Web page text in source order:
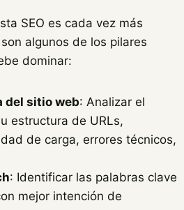
SEO es cada vez más
algunos de los pilares
dominar:
del sitio web: Analizar el
estructura de URLs,
de carga, errores técnicos,
: Identificar las palabras clave
mejor intención de